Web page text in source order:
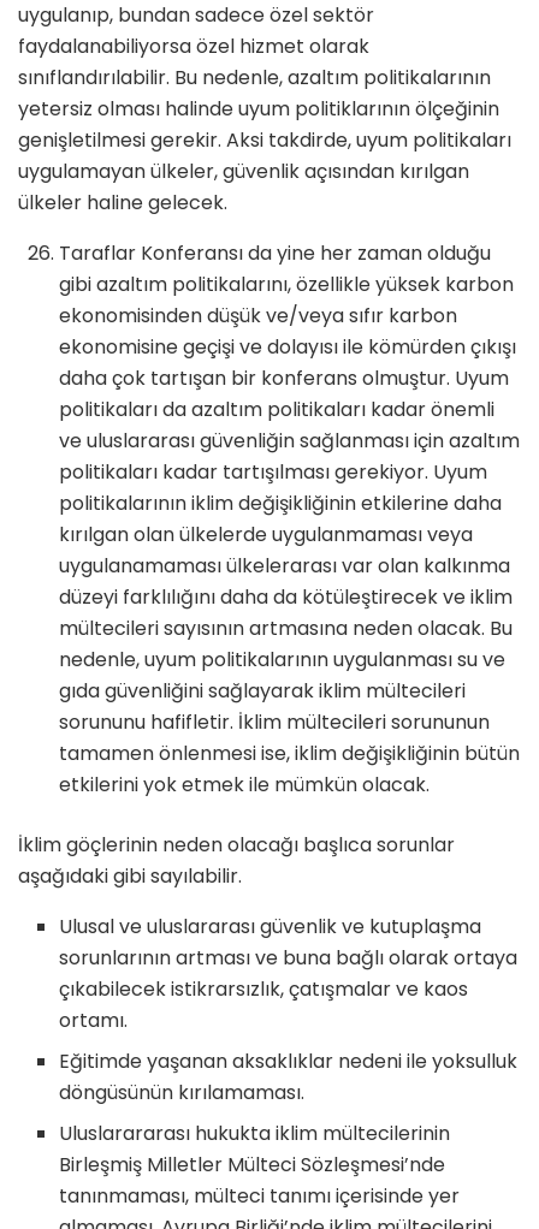
uygulanıp, bundan sadece özel sektör
faydalanabiliyorsa özel hizmet olarak
sınıflandırılabilir. Bu nedenle, azaltım politikalarının
yetersiz olması halinde uyum politiklarının ölçeğinin
genişletilmesi gerekir. Aksi takdirde, uyum politikaları
uygulamayan ülkeler, güvenlik açısından kırılgan
ülkeler haline gelecek.
Taraflar Konferansı da yine her zaman olduğu
gibi azaltım politikalarını, özellikle yüksek karbon
ekonomisinden düşük ve/veya sıfır karbon
ekonomisine geçişi ve dolayısı ile kömürden çıkışı
daha çok tartışan bir konferans olmuştur. Uyum
politikaları da azaltım politikaları kadar önemli
ve uluslararası güvenliğin sağlanması için azaltım
politikaları kadar tartışılması gerekiyor. Uyum
politikalarının iklim değişikliğinin etkilerine daha
kırılgan olan ülkelerde uygulanmaması veya
uygulanamaması ülkelerarası var olan kalkınma
düzeyi farklılığını daha da kötüleştirecek ve iklim
mültecileri sayısının artmasına neden olacak. Bu
nedenle, uyum politikalarının uygulanması su ve
gıda güvenliğini sağlayarak iklim mültecileri
sorununu hafifletir. İklim mültecileri sorununun
tamamen önlenmesi ise, iklim değişikliğinin bütün
etkilerini yok etmek ile mümkün olacak.
İklim göçlerinin neden olacağı başlıca sorunlar
aşağıdaki gibi sayılabilir.
Ulusal ve uluslararası güvenlik ve kutuplaşma
sorunlarının artması ve buna bağlı olarak ortaya
çıkabilecek istikrarsızlık, çatışmalar ve kaos
ortamı.
Eğitimde yaşanan aksaklıklar nedeni ile yoksulluk
döngüsünün kırılamaması.
Uluslarararası hukukta iklim mültecilerinin
Birleşmiş Milletler Mülteci Sözleşmesi’nde
tanınmaması, mülteci tanımı içerisinde yer